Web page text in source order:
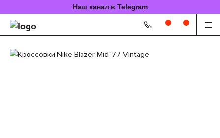
Наш канал в Telegram